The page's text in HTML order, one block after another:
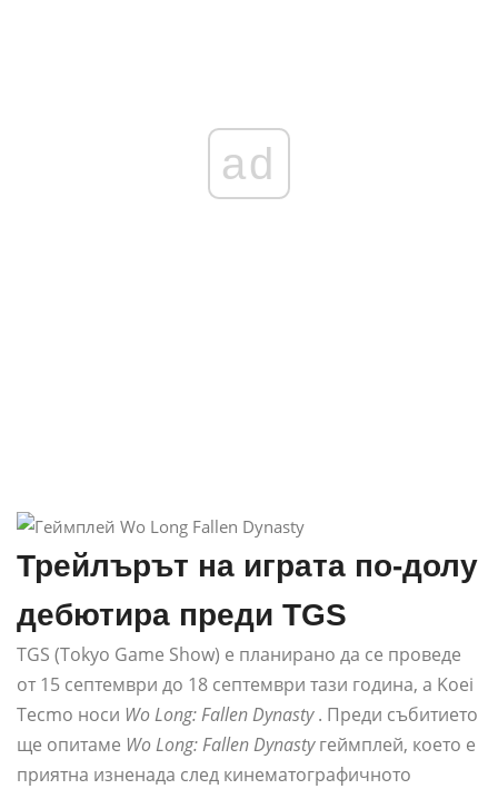
ad
Трейлърът на играта по-долу
дебютира преди TGS
TGS (Tokyo Game Show) е планирано да се проведе
от 15 септември до 18 септември тази година, а Koei
Tecmo носи Wo Long: Fallen Dynasty. Преди събитието
ще опитаме Wo Long: Fallen Dynastyгеймплей, което е
приятна изненада след кинематографичното